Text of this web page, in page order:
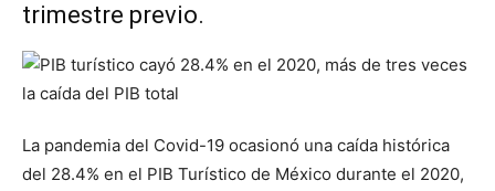
trimestre previo.
La pandemia del Covid-19 ocasionó una caída histórica
del 28.4% en el PIB Turístico de México durante el 2020,